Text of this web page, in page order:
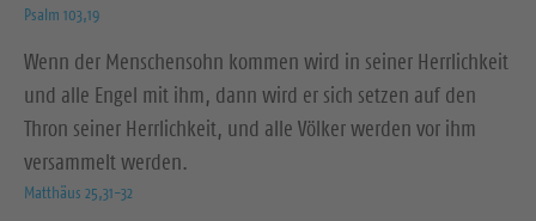
Psalm 103,19
Wenn der Menschensohn kommen wird in seiner Herrlichkeit
und alle Engel mit ihm, dann wird er sich setzen auf den
Thron seiner Herrlichkeit, und alle Völker werden vor ihm
versammelt werden.
Matthäus 25,31-32